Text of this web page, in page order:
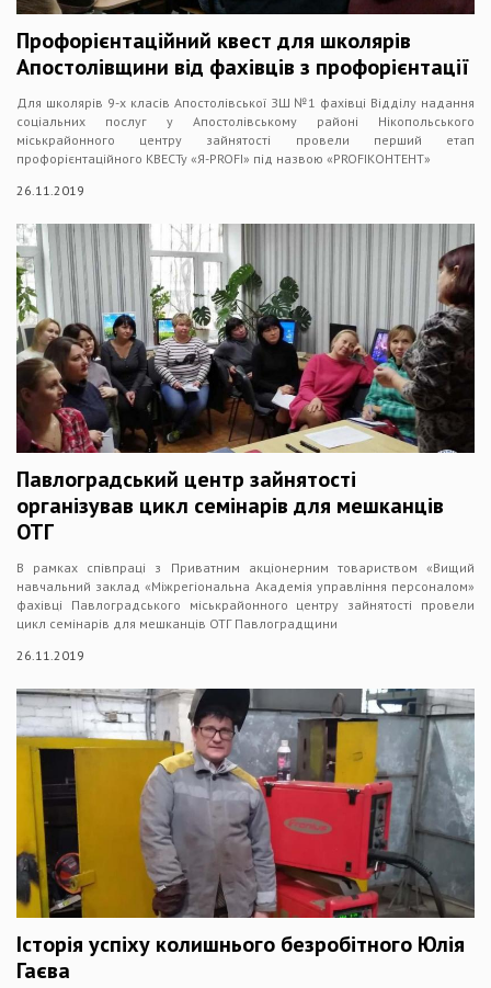
Профорієнтаційний квест для школярів
Апостолівщини від фахівців з профорієнтації
Для школярів 9-х класів Апостолівської ЗШ №1 фахівці Відділу надання
соціальних послуг у Апостолівському районі Нікопольського
міськрайонного центру зайнятості провели перший етап
профорієнтаційного КВЕСТу «Я-PROFI» під назвою «PROFIКОНТЕНТ»
26.11.2019
Павлоградський центр зайнятості
організував цикл семінарів для мешканців
ОТГ
В рамках співпраці з Приватним акціонерним товариством «Вищий
навчальний заклад «Міжрегіональна Академія управління персоналом»
фахівці Павлоградського міськрайонного центру зайнятості провели
цикл семінарів для мешканців ОТГ Павлоградщини
26.11.2019
Історія успіху колишнього безробітного Юлія
Гаєва